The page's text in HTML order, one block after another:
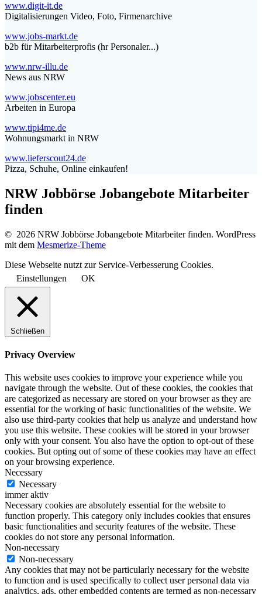
www.digit-it.de
Digitalisierungen Video, Foto, Firmenarchive
www.jobs-markt.de
b2b für Mitarbeiterprofis (hr Personaler...)
www.nrw-illu.de
News aus NRW
www.jobscenter.eu
Arbeiten in Europa
www.tipi4me.de
Wohnungsmarkt in NRW
www.lieferscout24.de
Pizza, Schuhe, Online einkaufen!
NRW Jobbörse Jobangebote Mitarbeiter
finden
© 2026 NRW Jobbörse Jobangebote Mitarbeiter finden. WordPress
mit dem Mesmerize-Theme
Diese Webseite nutzt zur Service-Verbesserung Cookies.
Einstellungen
OK
Schließen
Privacy Overview
This website uses cookies to improve your experience while you
navigate through the website. Out of these cookies, the cookies that
are categorized as necessary are stored on your browser as they are
essential for the working of basic functionalities of the website. We
also use third-party cookies that help us analyze and understand how
you use this website. These cookies will be stored in your browser
only with your consent. You also have the option to opt-out of these
cookies. But opting out of some of these cookies may have an effect
on your browsing experience.
Necessary
Necessary
immer aktiv
Necessary cookies are absolutely essential for the website to
function properly. This category only includes cookies that ensures
basic functionalities and security features of the website. These
cookies do not store any personal information.
Non-necessary
Non-necessary
Any cookies that may not be particularly necessary for the website
to function and is used specifically to collect user personal data via
analytics, ads, other embedded contents are termed as non-necessary